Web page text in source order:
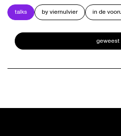
talks by viernulvier in de
geweest